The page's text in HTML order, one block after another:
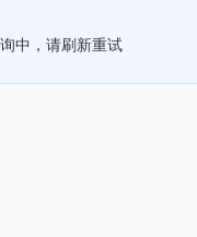
中，请刷新重试